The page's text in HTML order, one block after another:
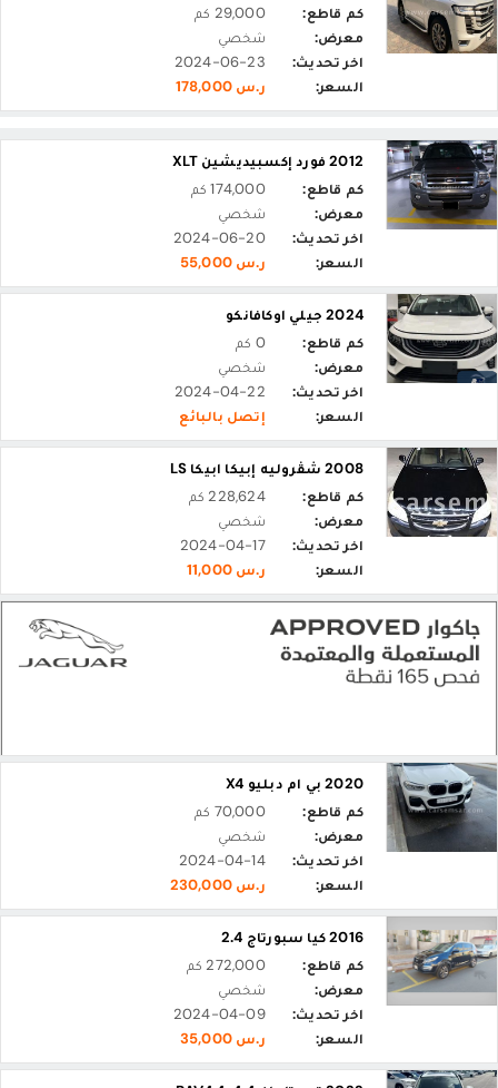
كم قاطع:
29,000 كم
معرض:
شخصي
اخر تحديث:
2024-06-23
السعر:
ر.س 178,000
2012 فورد إكسبيديشين XLT
كم قاطع:
174,000 كم
معرض:
شخصي
اخر تحديث:
2024-06-20
السعر:
ر.س 55,000
2024 جيلي اوكافانكو
كم قاطع:
0 كم
معرض:
شخصي
اخر تحديث:
2024-04-22
السعر:
إتصل بالبائع
2008 شڤروليه إبيكا ابيكا LS
كم قاطع:
228,624 كم
معرض:
شخصي
اخر تحديث:
2024-04-17
السعر:
ر.س 11,000
2020 بي ام دبليو X4
كم قاطع:
70,000 كم
معرض:
شخصي
اخر تحديث:
2024-04-14
السعر:
ر.س 230,000
2016 كيا سبورتاج 2.4
كم قاطع:
272,000 كم
معرض:
شخصي
اخر تحديث:
2024-04-09
السعر:
ر.س 35,000